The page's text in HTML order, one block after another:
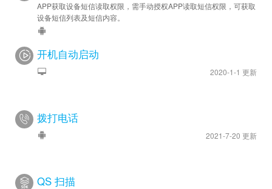
APP获取设备短信读取权限，需手动授权APP读取短信权限，可获取
设备短信列表及短信内容。
开机自动启动
2020-1-1 更新
拨打电话
2021-7-20 更新
QS 扫描